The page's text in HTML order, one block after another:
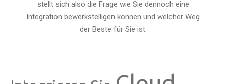
stellt sich also die Frage wie Sie dennoch eine
Integration bewerkstelligen können und welcher Weg
der Beste für Sie ist.